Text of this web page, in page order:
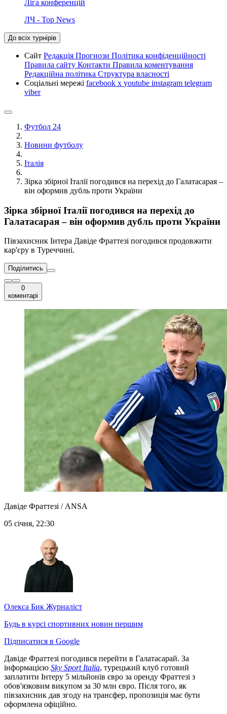
Ліга конференцій
ЛЧ - Top News
До всіх турнірів
Сайт Редакція Прогнози Політика конфіденційності
Правила сайту Контакти Правила коментування
Редакційна політика Структура власності
Соціальні мережі facebook x youtube instagram telegram
viber
Футбол 24
Новини футболу
Італія
Зірка збірної Італії погодився на перехід до Галатасарая –
він оформив дубль проти України
Зірка збірної Італії погодився на перехід до
Галатасарая – він оформив дубль проти України
Півзахисник Інтера Давіде Фраттезі погодився продовжити
кар'єру в Туреччині.
Поділитись
0
коментарі
Давіде Фраттезі / ANSA
05 січня, 22:30
Олекса Бик Журналіст
Будь в курсі спортивних новин першим
Підписатися в Google
Давіде Фраттезі погодився перейти в Галатасарай. За
інформацією Sky Sport Italia, турецький клуб готовий
заплатити Інтеру 5 мільйонів євро за оренду Фраттезі з
обов'язковим викупом за 30 млн євро. Після того, як
півзахисник дав згоду на трансфер, пропозиція має бути
оформлена офіційно.